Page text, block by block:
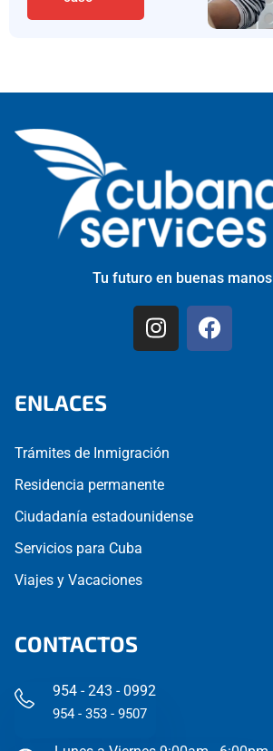
Tu futuro en buenas manos
ENLACES
Trámites de Inmigración
Residencia permanente
Ciudadanía estadounidense
Servicios para Cuba
Viajes y Vacaciones
CONTACTOS
954 - 243 - 0992
954 - 353 - 9507